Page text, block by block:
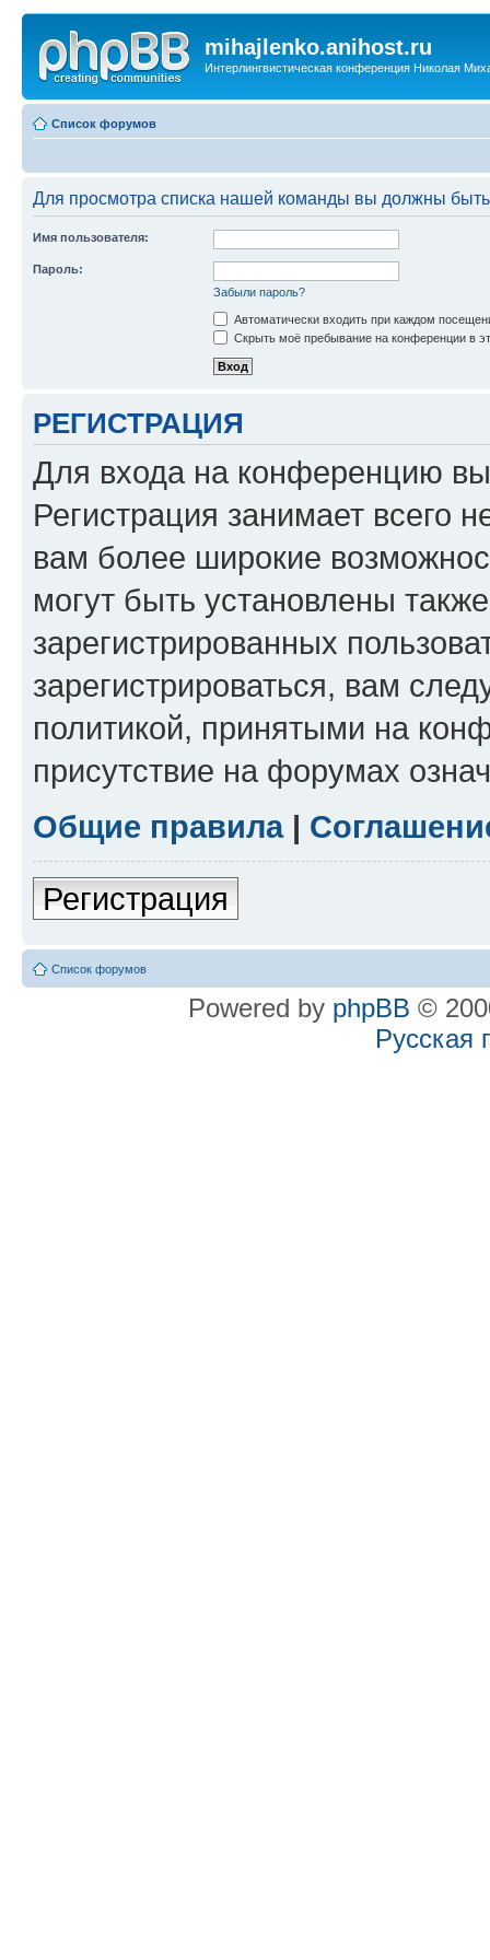
mihajlenko.anihost.ru
Интерлингвистическая конференция Николая
Список форумов
Для просмотра списка нашей команды вы должны
Имя пользователя:
Пароль:
Забыли пароль?
Автоматически входить при каждом
Скрыть моё пребывание на конференции в
РЕГИСТРАЦИЯ
Для входа на конференцию
Регистрация занимает всего
вам более широкие
могут быть установлены
зарегистрированных
зарегистрироваться, вам
политикой, принятыми на
присутствие на форумах
Общие правила|
Регистрация
Список форумов
Powered by phpBB ©
Русская